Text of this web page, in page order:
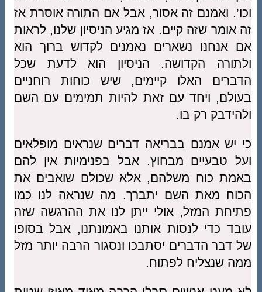
וכו’. ואמנם זה אסור, אבל אם התורה אוסרת אז
זה אומר שזה קיים. אז מגיע הניסיון שלנו, לראות
אם אנחנו נשארים נאמנים לקדוש ברוך הוא
ולתורה הקדושה. הניסיון הוא לדעת שכל
הדברים האלו קיימים, שיש כוחות רוחניים
בעולם, ויחד עם זאת להיות תמימים עם השם
ולהידבק רק בו.
כי יש אמנם בבריאה דברים שנראים מופלאים
ועל טבעיים מבחוץ. אבל בפנימיות אין להם
באמת כוח משלהם, אלא שכולם שואבים את
הכוח מאת השם יתברך. מה שנראה לנו כמו
פתיחת המזל, אולי ייתן לנו את ההרגשה שזה
עובד כדי לנסות אותנו באמונתנו, אבל בסופו
של דבר הדברים יסתבכו ונסגור הרבה יותר מזל
ממה שנצליח לפתוח.